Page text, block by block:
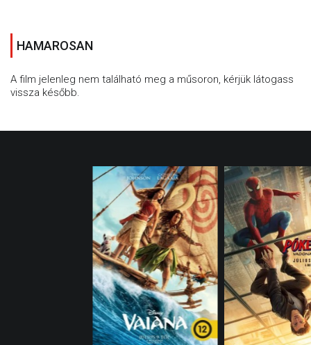
HAMAROSAN
A film jelenleg nem található meg a műsoron, kérjük látogass
vissza később.